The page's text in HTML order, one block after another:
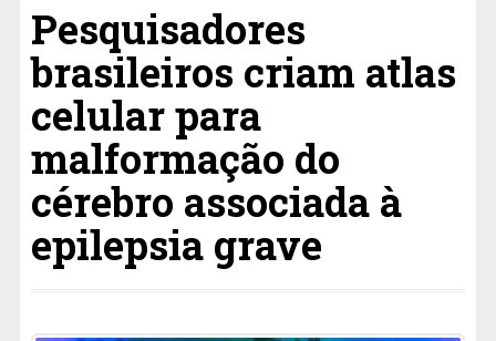
Pesquisadores
brasileiros criam atlas
celular para
malformação do
cérebro associada à
epilepsia grave